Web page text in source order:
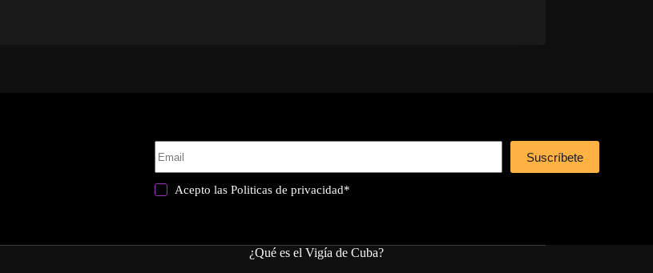
Suscríbete
Acepto lasPoliticas de privacidad*
¿Qué es el Vigía de Cuba?